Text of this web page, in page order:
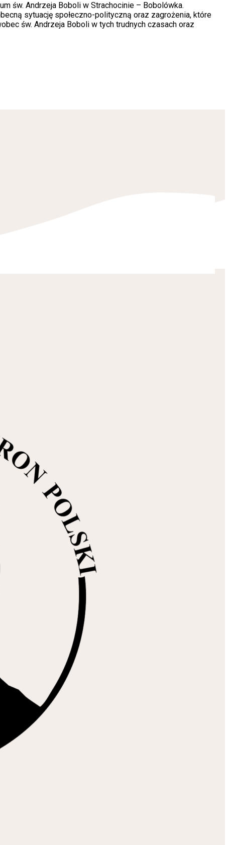
św. Andrzeja Boboli w Strachocinie – Bobolówka.
sytuację społeczno-polityczną oraz zagrożenia, które
św. Andrzeja Boboli w tych trudnych czasach oraz